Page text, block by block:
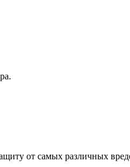
от самых различных